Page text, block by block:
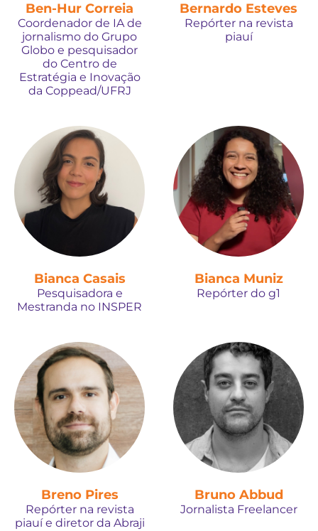
Ben-Hur Correia
Coordenador de IA de
jornalismo do Grupo
Globo e pesquisador
do Centro de
Estratégia e Inovação
da Coppead/UFRJ
Bernardo Esteves
Repórter na revista
piauí
Bianca Casais
Pesquisadora e
Mestranda no INSPER
Bianca Muniz
Repórter do g1
Breno Pires
Repórter na revista
piauí e diretor da Abraji
Bruno Abbud
Jornalista Freelancer